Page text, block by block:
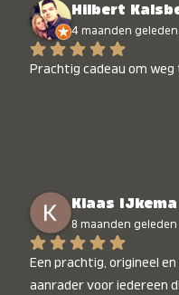
Hilbert
4 maanden geleden
Prachtig cadeau om weg
Klaas IJkema
8 maanden geleden
Een prachtig, origineel
aanrader voor iedereen